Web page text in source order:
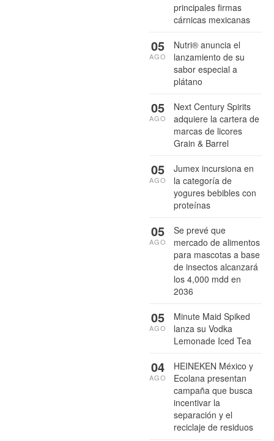
principales firmas
cárnicas mexicanas
Nutri® anuncia el
lanzamiento de su
sabor especial a
plátano
05
AGO
Next Century Spirits
adquiere la cartera de
marcas de licores
Grain & Barrel
05
AGO
Jumex incursiona en
la categoría de
yogures bebibles con
proteínas
05
AGO
Se prevé que
mercado de alimentos
para mascotas a base
de insectos alcanzará
los 4,000 mdd en
2036
05
AGO
Minute Maid Spiked
lanza su Vodka
Lemonade Iced Tea
05
AGO
HEINEKEN México y
Ecolana presentan
campaña que busca
incentivar la
separación y el
reciclaje de residuos
04
AGO